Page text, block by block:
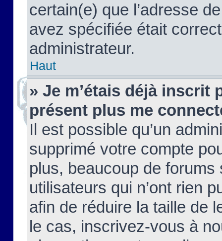
certain(e) que l’adresse
avez spécifiée était
administrateur.
Haut
» Je m’étais déjà inscrit
présent plus me
Il est possible qu’un
supprimé votre compte
plus, beaucoup de
utilisateurs qui n’ont rien
afin de réduire la taille de
le cas, inscrivez-vous à